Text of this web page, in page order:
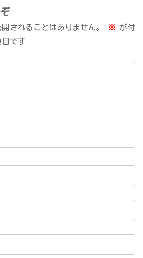
されることはありません。 ※ が付
目です